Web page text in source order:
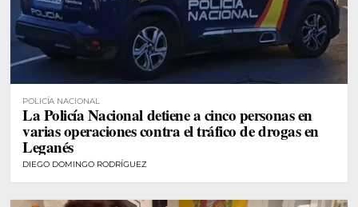
POLICÍA NACIONAL
La Policía Nacional detiene a cinco personas en
varias operaciones contra el tráfico de drogas en
Leganés
DIEGO DOMINGO RODRÍGUEZ